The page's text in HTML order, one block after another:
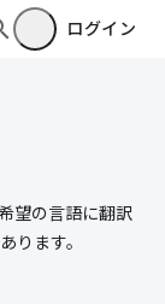
ログイン
望の言語に翻訳
ります。